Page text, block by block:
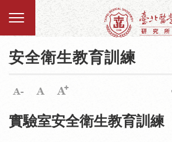
安全衛生教育訓練
實驗室安全衛生教育訓練